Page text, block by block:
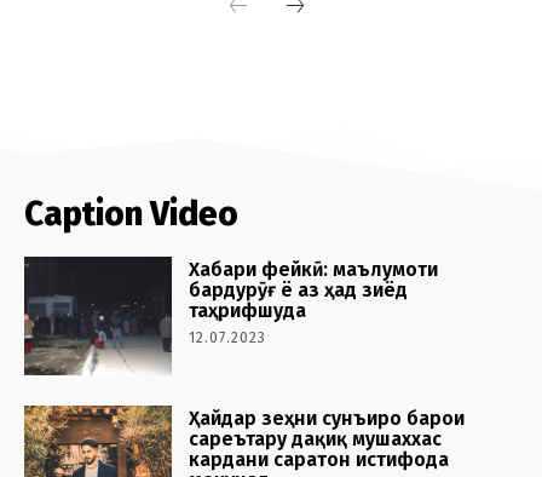
Caption Video
Хабари фейкӣ: маълумоти
бардурӯғ ё аз ҳад зиёд
таҳрифшуда
12.07.2023
Ҳайдар зеҳни сунъиро барои
сареътару дақиқ мушаххас
кардани саратон истифода